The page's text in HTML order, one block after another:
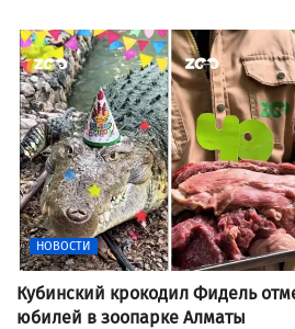
НОВОСТИ
Кубинский крокодил Фидель
юбилей в зоопарке Алматы